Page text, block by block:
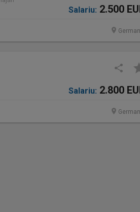
Salariu: 2.500
Salariu: 2.800